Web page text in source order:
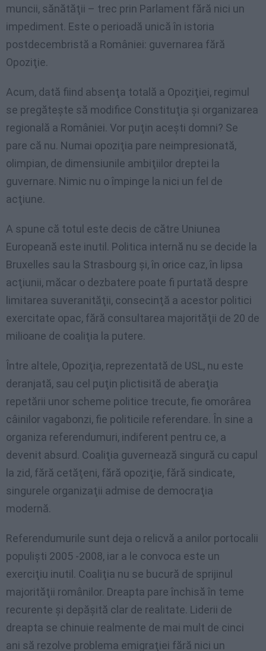
muncii, sănătăţii – trec prin Parlament fără nici un
impediment. Este o perioadă unică în istoria
postdecembristă a României: guvernarea fără
Opoziţie.
Acum, dată fiind absenţa totală a Opoziţiei, regimul
se pregăteşte să modifice Constituţia şi organizarea
regională a României. Vor puţin aceşti domni? Se
pare că nu. Numai opoziţia pare neimpresionată,
olimpian, de dimensiunile ambiţiilor dreptei la
guvernare. Nimic nu o împinge la nici un fel de
acţiune.
A spune că totul este decis de către Uniunea
Europeană este inutil. Politica internă nu se decide la
Bruxelles sau la Strasbourg şi, în orice caz, în lipsa
acţiunii, măcar o dezbatere poate fi purtată despre
limitarea suveranităţii, consecinţă a acestor politici
exercitate opac, fără consultarea majorităţii de 20 de
milioane de coaliţia la putere.
Între altele, Opoziţia, reprezentată de USL, nu este
deranjată, sau cel puţin plictisită de aberaţia
repetării unor scheme politice trecute, fie omorârea
câinilor vagabonzi, fie politicile referendare. În sine a
organiza referendumuri, indiferent pentru ce, a
devenit absurd. Coaliţia guvernează singură cu capul
la zid, fără cetăţeni, fără opoziţie, fără sindicate,
singurele organizaţii admise de democraţia
modernă.
Referendumurile sunt deja o relicvă a anilor portocalii
populişti 2005 -2008, iar a le convoca este un
exerciţiu inutil. Coaliţia nu se bucură de sprijinul
majorităţii românilor. Dreapta pare închisă în teme
recurente şi depăşită clar de realitate. Liderii de
dreapta se chinuie realmente de mai mult de cinci
ani să rezolve problema emigraţiei fără nici un